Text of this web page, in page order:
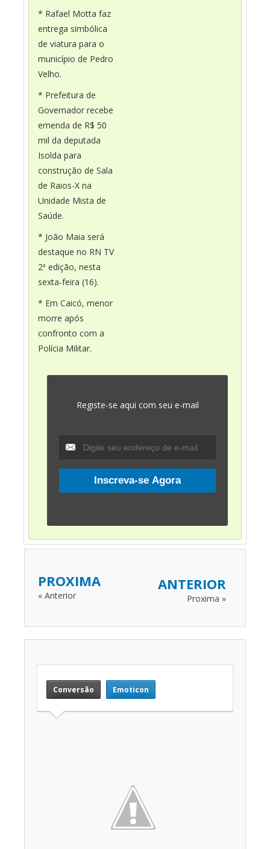
* Rafael Motta faz
entrega simbólica
de viatura para o
município de Pedro
Velho.
* Prefeitura de
Governador recebe
emenda de R$ 50
mil da deputada
Isolda para
construção de Sala
de Raios-X na
Unidade Mista de
Saúde.
* João Maia será
destaque no RN TV
2ª edição, nesta
sexta-feira (16).
* Em Caicó, menor
morre após
confronto com a
Polícia Militar.
Registe-se aqui com seu e-mail
PROXIMA
« Anterior
ANTERIOR
Proxima »
Conversão Emoticon